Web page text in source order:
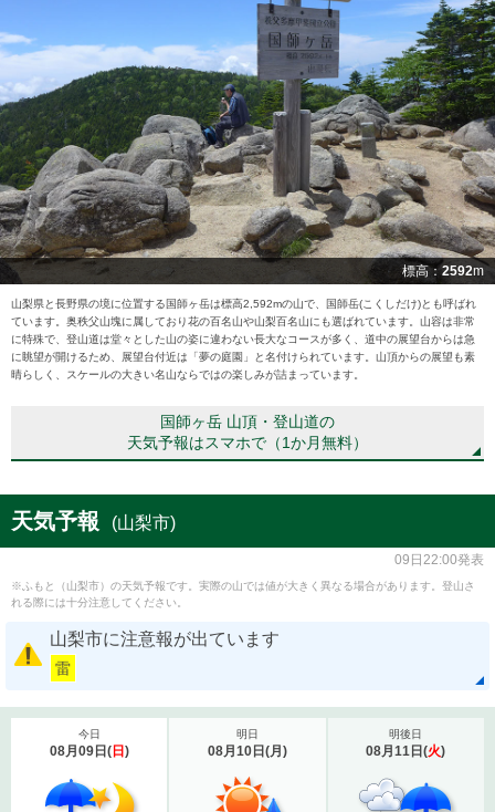
標高：2592m
山梨県と長野県の境に位置する国師ヶ岳は標高2,592mの山で、国師岳(こくしだけ)とも呼ばれ
ています。奥秩父山塊に属しており花の百名山や山梨百名山にも選ばれています。山容は非常
に特殊で、登山道は堂々とした山の姿に違わない長大なコースが多く、道中の展望台からは急
に眺望が開けるため、展望台付近は「夢の庭園」と名付けられています。山頂からの展望も素
晴らしく、スケールの大きい名山ならではの楽しみが詰まっています。
国師ヶ岳 山頂・登山道の
天気予報はスマホで（1か月無料）
天気予報 (山梨市)
09日22:00発表
※ふもと（山梨市）の天気予報です。実際の山では値が大きく異なる場合があります。登山さ
れる際には十分注意してください。
山梨市に注意報が出ています
雷
今日
08月09日 (日 )
明日
08月10日 (月 )
明後日
08月11日(火)